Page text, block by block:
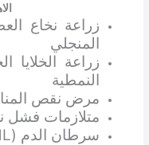
زراعة نخاع
المنجلي
زراعة الخلايا
النمطية
مرض نقص
متلازمات فشل
سرطان الدم (ALL، AML)